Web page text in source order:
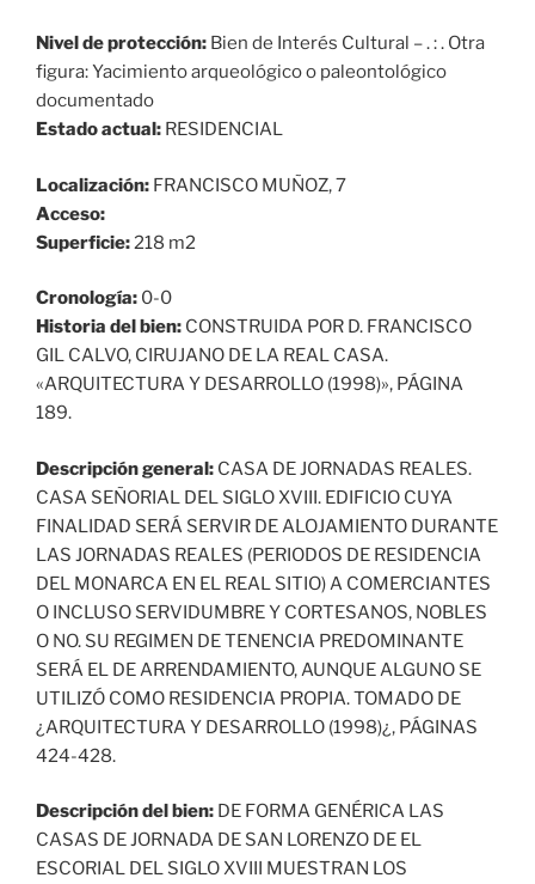
Nivel de protección: Bien de Interés Cultural – . : . Otra
figura: Yacimiento arqueológico o paleontológico
documentado
Estado actual: RESIDENCIAL
Localización: FRANCISCO MUÑOZ, 7
Acceso:
Superficie:218 m2
Cronología: 0-0
Historia del bien: CONSTRUIDA POR D. FRANCISCO
GIL CALVO, CIRUJANO DE LA REAL CASA.
«ARQUITECTURA Y DESARROLLO (1998)», PÁGINA
189.
Descripción general: CASA DE JORNADAS REALES.
CASA SEÑORIAL DEL SIGLO XVIII. EDIFICIO CUYA
FINALIDAD SERÁ SERVIR DE ALOJAMIENTO DURANTE
LAS JORNADAS REALES (PERIODOS DE RESIDENCIA
DEL MONARCA EN EL REAL SITIO) A COMERCIANTES
O INCLUSO SERVIDUMBRE Y CORTESANOS, NOBLES
O NO. SU REGIMEN DE TENENCIA PREDOMINANTE
SERÁ EL DE ARRENDAMIENTO, AUNQUE ALGUNO SE
UTILIZÓ COMO RESIDENCIA PROPIA. TOMADO DE
¿ARQUITECTURA Y DESARROLLO (1998)¿, PÁGINAS
424-428.
Descripción del bien: DE FORMA GENÉRICA LAS
CASAS DE JORNADA DE SAN LORENZO DE EL
ESCORIAL DEL SIGLO XVIII MUESTRAN LOS